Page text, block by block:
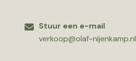
Stuur een e-mail
verkoop@olaf-nijenkamp.nl